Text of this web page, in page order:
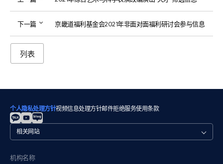
下一篇 京畿道福利基金会2021年非面对面福利研讨会参与信息
列表
个人隐私处理方针视频信息处理方针邮件拒绝服务使用条款
관
련
이
机构名称